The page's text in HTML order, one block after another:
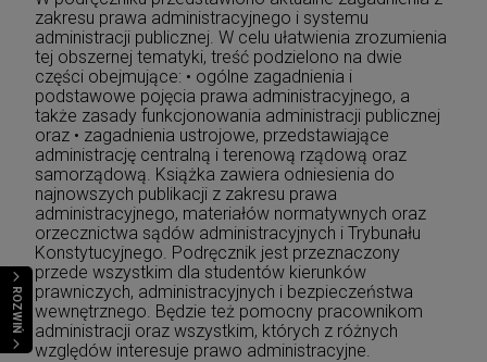
ROZWIŃ
zakresu prawa administracyjnego i systemu
administracji publicznej. W celu ułatwienia zrozumienia
tej obszernej tematyki, treść podzielono na dwie
części obejmujące: • ogólne zagadnienia i
podstawowe pojęcia prawa administracyjnego, a
także zasady funkcjonowania administracji publicznej
oraz • zagadnienia ustrojowe, przedstawiające
administrację centralną i terenową rządową oraz
samorządową. Książka zawiera odniesienia do
najnowszych publikacji z zakresu prawa
administracyjnego, materiałów normatywnych oraz
orzecznictwa sądów administracyjnych i Trybunału
Konstytucyjnego. Podręcznik jest przeznaczony
przede wszystkim dla studentów kierunków
prawniczych, administracyjnych i bezpieczeństwa
wewnętrznego. Będzie też pomocny pracownikom
administracji oraz wszystkim, których z różnych
względów interesuje prawo administracyjne.